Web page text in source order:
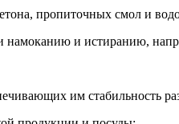
пропиточных смол и
и истиранию,
им стабильность